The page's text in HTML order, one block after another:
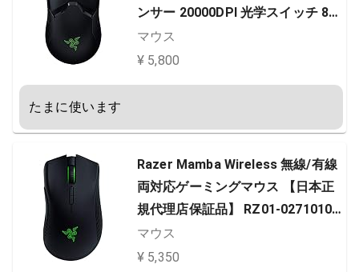
ンサー 20000DPI 光学スイッチ 8ボ
タン Chroma【日本正規代理店保
証品】 RZ01-03050200-R3A1
マウス
¥ 5,800
たまに使います
Razer Mamba Wireless 無線/有線
両対応ゲーミングマウス 【日本正
規代理店保証品】 RZ01-02710100
-R3M1 ブラック
マウス
¥ 5,350